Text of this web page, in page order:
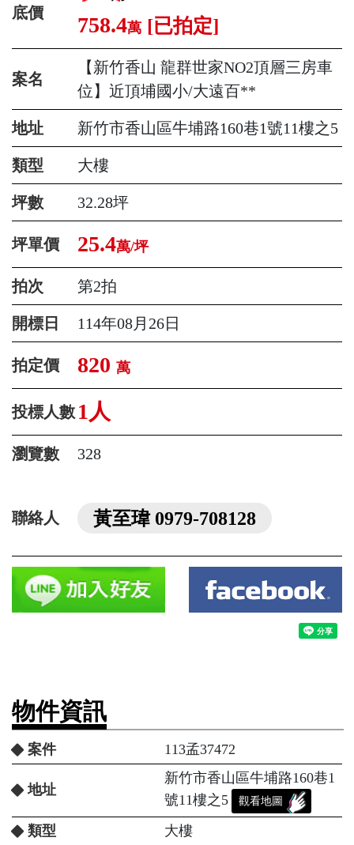
底價 758.4萬 [已拍定]
案名
【新竹香山 龍群世家NO2頂層三房車
位】近頂埔國小/大遠百**
地址 新竹市香山區牛埔路160巷1號11樓之5
類型 大樓
坪數 32.28坪
坪單價 25.4萬/坪
拍次 第2拍
開標日 114年08月26日
拍定價 820 萬
投標人數 1人
瀏覽數 328
聯絡人 黃至瑋 0979-708128
物件資訊
案件 113孟37472
地址
新竹市香山區牛埔路160巷1
號11樓之5
觀看地圖
類型 大樓